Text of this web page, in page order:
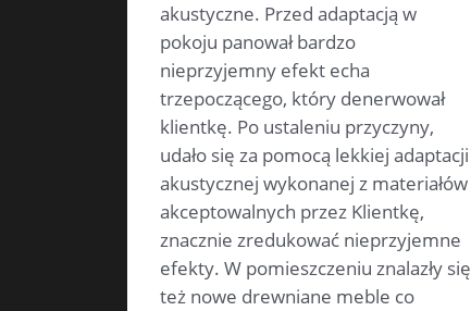
akustyczne. Przed adaptacją w
pokoju panował bardzo
nieprzyjemny efekt echa
trzepoczącego, który denerwował
klientkę. Po ustaleniu przyczyny,
udało się za pomocą lekkiej adaptacji
akustycznej wykonanej z materiałów
akceptowalnych przez Klientkę,
znacznie zredukować nieprzyjemne
efekty. W pomieszczeniu znalazły się
też nowe drewniane meble co